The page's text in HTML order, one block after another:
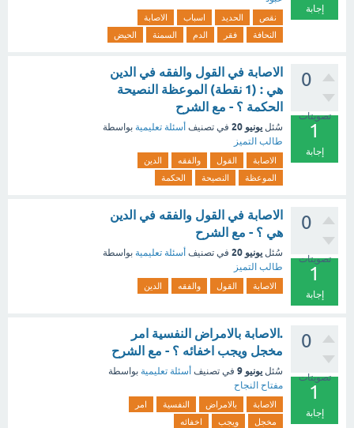
إجابة
نقص الحديد اسباب
الاصابة
النحافة
فقر الدم السمنة الحيض
0
تصويتات
1
إجابة
الاصابة في القول والفقه في الدين
هي : (1 نقطة) الموعظة النصيحة
الحكمة ؟ - مع الشرح
سُئل يونيو 20 في تصنيف أسئلة تعليمية بواسطة
طالب التميز
الاصابة القول والفقه
الدين
الموعظة
النصيحة الحكمة
0
تصويتات
1
إجابة
الاصابة في القول والفقه في الدين
هي ؟ - مع الشرح
سُئل يونيو 20 في تصنيف أسئلة تعليمية بواسطة
طالب التميز
الاصابة القول والفقه الدين
0
تصويتات
1
إجابة
.الاصابة بالامراض النفسية امر
مخجل ويجب اخفائه ؟ - مع الشرح
سُئل يونيو 9 في تصنيف أسئلة تعليمية بواسطة
مفتاح النجاح
الاصابة بالامراض النفسية
امر
مخجل
ويجب اخفائه